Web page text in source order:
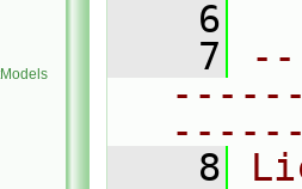
    6
    7
    8